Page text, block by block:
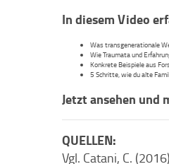
In diesem Video
Was transgenerationale
Wie Traumata und
Konkrete Beispiele aus
5 Schritte, wie du alte
Jetzt ansehen und
QUELLEN:
Vgl. Catani, C.